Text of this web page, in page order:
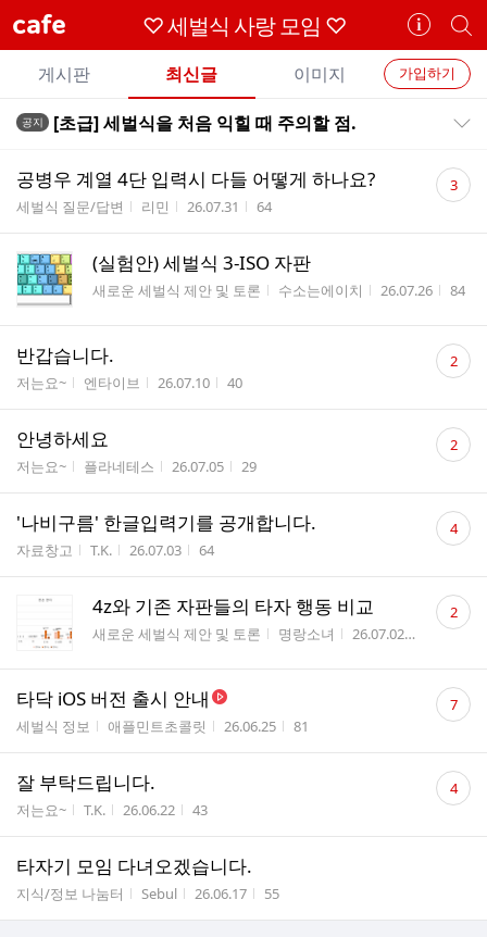
cafe ♡ 세벌식 사랑 모임 ♡
카
페
정
보
개
별
카
페
검
카
페
메
뉴
가입하기
게시판 최신글 이미지
전
글
트
공지 [초급] 세벌식을 처음 익힐 때 주의할 점.
공병우 계열 4단 입력시 다들 어떻게 하나요?
게시판명
세벌식 질문/답변 작성자
리민 작성시간
26.07.31 조회수
64
댓
글 3
(실험안) 세벌식 3-ISO 자판
게시판명
새로운 세벌식 제안 및 토론 작성자
수소는에이치 작성시간
26.07.26 조회
84
반갑습니다.
게시판명
저는요~ 작성자
엔타이브 작성시간
26.07.10 조회수
40
댓
글 2
안녕하세요
게시판명
저는요~ 작성자
플라네테스 작성시간
26.07.05 조회수
29
댓
글 2
'나비구름' 한글입력기를 공개합니다.
게시판명
자료창고 작성자
T.K. 작성시간
26.07.03 조회수
64
댓
글 4
4z와 기존 자판들의 타자 행동 비교
게시판명
새로운 세벌식 제안 및 토론 작성자
명랑소녀 작성시간
26.07.02 조회수
댓
글 2
타닥 iOS 버전 출시 안내
게시판명
세벌식 정보 작성자
애플민트초콜릿 작성시간
26.06.25 조회수
81
댓
글 7
잘 부탁드립니다.
게시판명
저는요~ 작성자
T.K. 작성시간
26.06.22 조회수
43
댓
글 4
타자기 모임 다녀오겠습니다.
게시판명
지식/정보 나눔터 작성자
Sebul 작성시간
26.06.17 조회수
55